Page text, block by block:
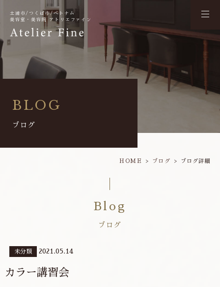
土浦市/つくば市/ベトナム
美容室・美容院 アトリエファイン
BLOG
ブログ
HOME ブログ ブログ詳細
Blog
ブログ
未分類 2021.05.14
カラー講習会